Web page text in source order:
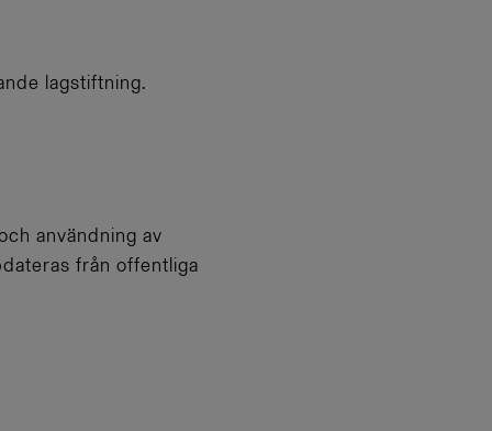
lagstiftning.
användning av
från offentliga